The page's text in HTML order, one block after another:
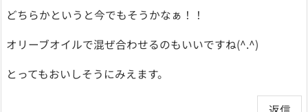
どちらかというと今でもそうかなぁ！！
オリーブオイルで混ぜ合わせるのもいいですね(^.^)
とってもおいしそうにみえます。